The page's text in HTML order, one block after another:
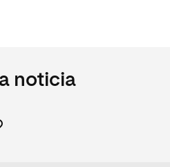
noticia